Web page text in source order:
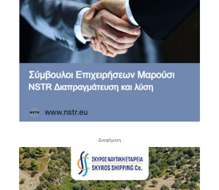
- Διαφήμιση -